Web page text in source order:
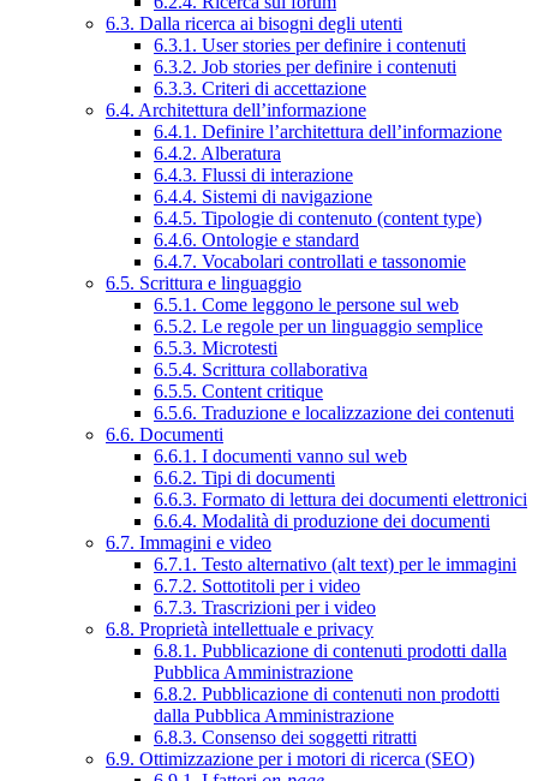
6.3. Dalla ricerca ai bisogni degli utenti
6.3.1. User stories per definire i contenuti
6.3.2. Job stories per definire i contenuti
6.3.3. Criteri di accettazione
6.4. Architettura dell’informazione
6.4.1. Definire l’architettura dell’informazione
6.4.2. Alberatura
6.4.3. Flussi di interazione
6.4.4. Sistemi di navigazione
6.4.5. Tipologie di contenuto (content type)
6.4.6. Ontologie e standard
6.4.7. Vocabolari controllati e tassonomie
6.5. Scrittura e linguaggio
6.5.1. Come leggono le persone sul web
6.5.2. Le regole per un linguaggio semplice
6.5.3. Microtesti
6.5.4. Scrittura collaborativa
6.5.5. Content critique
6.5.6. Traduzione e localizzazione dei contenuti
6.6. Documenti
6.6.1. I documenti vanno sul web
6.6.2. Tipi di documenti
6.6.3. Formato di lettura dei documenti elettronici
6.6.4. Modalità di produzione dei documenti
6.7. Immagini e video
6.7.1. Testo alternativo (alt text) per le immagini
6.7.2. Sottotitoli per i video
6.7.3. Trascrizioni per i video
6.8. Proprietà intellettuale e privacy
6.8.1. Pubblicazione di contenuti prodotti dalla
Pubblica Amministrazione
6.8.2. Pubblicazione di contenuti non prodotti
dalla Pubblica Amministrazione
6.8.3. Consenso dei soggetti ritratti
6.9. Ottimizzazione per i motori di ricerca (SEO)